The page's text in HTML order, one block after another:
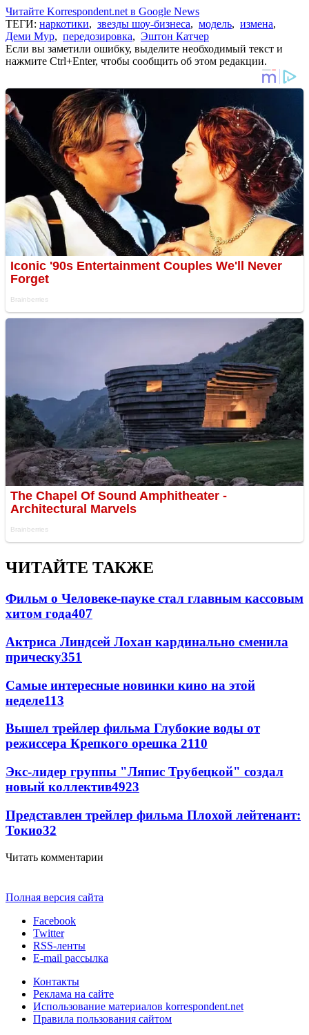
Читайте Korrespondent.net в Google News
ТЕГИ: наркотики, звезды шоу-бизнеса, модель, измена,
Деми Мур, передозировка, Эштон Катчер
Если вы заметили ошибку, выделите необходимый текст и
нажмите Ctrl+Enter, чтобы сообщить об этом редакции.
ЧИТАЙТЕ ТАКЖЕ
Фильм о Человеке-пауке стал главным кассовым
хитом года407
Актриса Линдсей Лохан кардинально сменила
прическу351
Самые интересные новинки кино на этой
неделе113
Вышел трейлер фильма Глубокие воды от
режиссера Крепкого орешка 2110
Экс-лидер группы "Ляпис Трубецкой" создал
новый коллектив4923
Представлен трейлер фильма Плохой лейтенант:
Токио32
Читать комментарии
Полная версия сайта
Facebook
Twitter
RSS-ленты
E-mail рассылка
Контакты
Реклама на сайте
Использование материалов korrespondent.net
Правила пользования сайтом